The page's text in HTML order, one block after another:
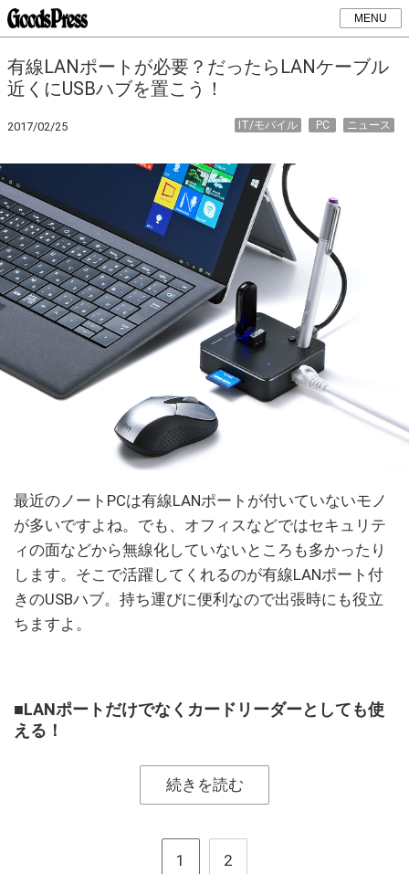
MENU
有線LANポートが必要？だったらLANケーブル
近くにUSBハブを置こう！
2017/02/25 ニュース
PC
IT/モバイル
最近のノートPCは有線LANポートが付いていないモノ
が多いですよね。でも、オフィスなどではセキュリテ
ィの面などから無線化していないところも多かったり
します。そこで活躍してくれるのが有線LANポート付
きのUSBハブ。持ち運びに便利なので出張時にも役立
ちますよ。
■LANポートだけでなくカードリーダーとしても使
える！
続きを読む
1 2